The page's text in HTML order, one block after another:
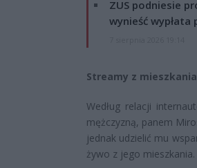
ZUS podniesie
wynieść wypłata
Streamy z
Według relacji
mężczyzną, panem
jednak udzielić mu
żywo z jego